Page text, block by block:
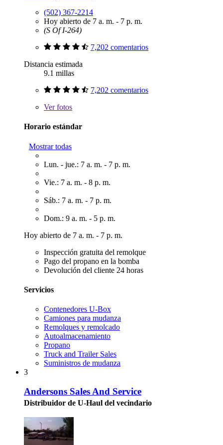
(502) 367-2214
Hoy abierto de 7 a. m. - 7 p. m.
(S Of I-264)
7,202 comentarios
Distancia estimada
9.1 millas
7,202 comentarios
Verfotos
Horario estándar
Mostrar todas
Lun. - jue.: 7 a. m. - 7 p. m.
Vie.: 7 a. m. - 8 p. m.
Sáb.: 7 a. m. - 7 p. m.
Dom.: 9 a. m. - 5 p. m.
Hoy abierto de 7 a. m. - 7 p. m.
Inspección gratuita del remolque
Pago del propano en la bomba
Devolución del cliente 24 horas
Servicios
Contenedores U-Box
Camiones para mudanza
Remolques y remolcado
Autoalmacenamiento
Propano
Truck and Trailer Sales
Suministros de mudanza
3
Andersons Sales And Service
Distribuidor de U-Haul del vecindario